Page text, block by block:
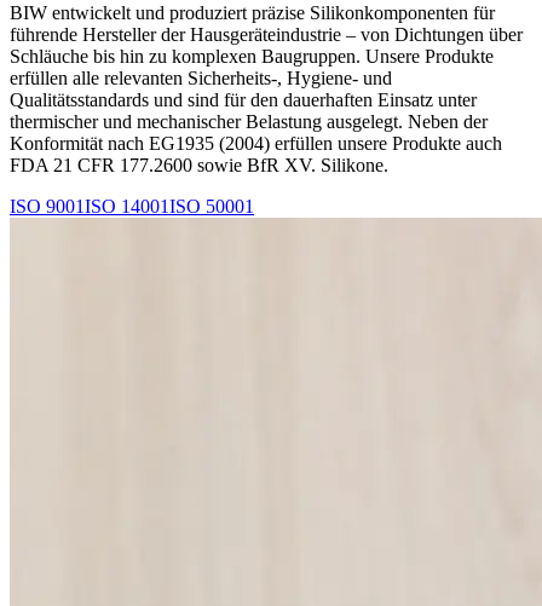
BIW entwickelt und produziert präzise Silikonkomponenten für
führende Hersteller der Hausgeräteindustrie – von Dichtungen über
Schläuche bis hin zu komplexen Baugruppen. Unsere Produkte
erfüllen alle relevanten Sicherheits-, Hygiene- und
Qualitätsstandards und sind für den dauerhaften Einsatz unter
thermischer und mechanischer Belastung ausgelegt. Neben der
Konformität nach EG1935 (2004) erfüllen unsere Produkte auch
FDA 21 CFR 177.2600 sowie BfR XV. Silikone.
ISO 9001ISO 14001ISO 50001